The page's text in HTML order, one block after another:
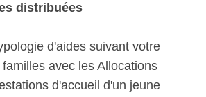
distribuées
d'aides suivant votre
avec les Allocations
d'accueil d'un jeune